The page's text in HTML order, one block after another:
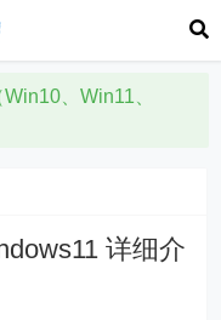
、Win11、
详细介